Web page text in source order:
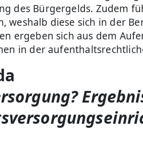
des Bürgergelds. Zudem
diese sich in der
ergeben sich aus dem
in der